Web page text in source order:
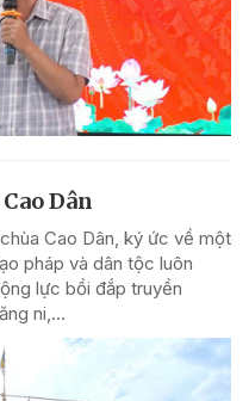
Dân
Cao Dân, ký ức về một
pháp và dân tộc luôn
lực bồi đắp truyền
ni,...